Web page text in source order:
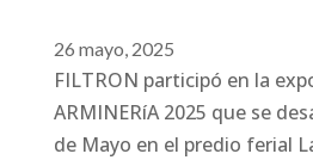
26 mayo, 2025
FILTRON participó en la
ARMINERíA 2025 que se
de Mayo en el predio ferial